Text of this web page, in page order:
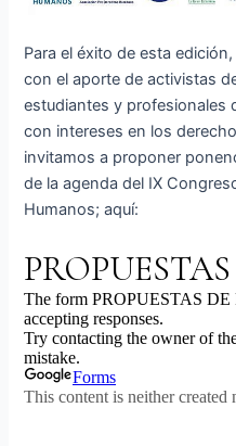
Para el éxito de esta
con el aporte de activistas
estudiantes y profesionales
con intereses en los
invitamos a proponer
de la agenda del IX
Humanos; aquí: